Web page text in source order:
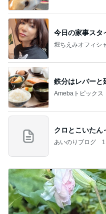
今日の家事スタ
堀ちえみオフィシ
鉄分はレバーと
Amebaトピックス
クロとこいたん
あいのりブログ